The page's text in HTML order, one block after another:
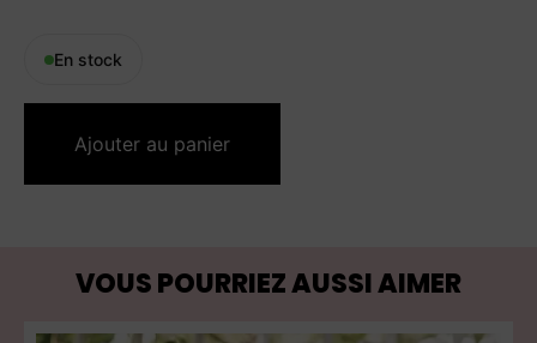
En stock
Ajouter au panier
VOUS POURRIEZ AUSSI AIMER